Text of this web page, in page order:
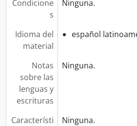
Condicione
s
Ninguna.
Idioma del
material
español
Notas
sobre las
lenguas y
escrituras
Ninguna.
Característi
Ninguna.